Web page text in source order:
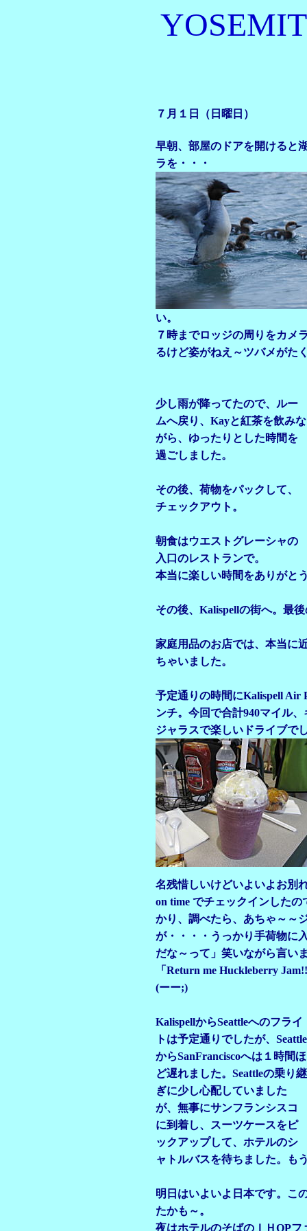
７月１日（日曜日）
早朝、部屋のドアを開けると
ラを・・・
い。
７時までロッジの周りをカメ
るけど姿がねえ～ツバメがた
少し雨が降ってたので、ルー
ムへ戻り、Kayと紅茶を飲みな
がら、ゆったりとした時間を
過ごしました。
その後、荷物をパックして、
チェックアウト。
朝食はウエストグレーシャの
入口のレストランで。
本当に楽しい時間をありがと
その後、Kalispellの街へ。最
家庭用品のお店では、本当に
ちゃいました。
予定通りの時間にKalispell Air
ンチ。今回で合計940マイル
ジャラスで楽しいドライブで
名残惜しいけどいよいよお別
on time でチェックインした
かり、調べたら、あちゃ～～
が・・・・うっかり手荷物に
だな～って」笑いながら言い
「Return me Huckleberry
(ーー;)
KalispellからSeattleへのフライ
トは予定通りでしたが、Seattle
からSanFranciscoへは１時間ほ
ど遅れました。Seattleの乗り継
ぎに少し心配していました
が、無事にサンフランシスコ
に到着し、スーツケースをピ
ックアップして、ホテルのシ
ャトルバスを待ちました。も
明日はいよいよ日本です。こ
たかも～。
夜はホテルのそばのＩＨOPフ